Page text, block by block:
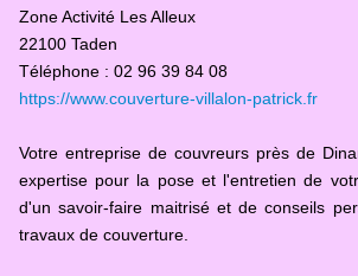
Zone Activité Les Alleux
22100 Taden
Téléphone : 02 96 39 84 08
https://www.couverture-villalon-patrick.fr
Votre entreprise de couvreurs près de
expertise pour la pose et l'entretien de
d'un savoir-faire maitrisé et de conseils
travaux de couverture.